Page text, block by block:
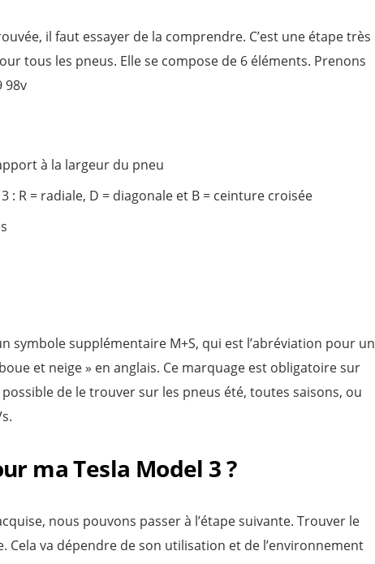
il faut essayer de la comprendre. C’est une étape très
tous les pneus. Elle se compose de 6 éléments. Prenons
98v
à la largeur du pneu
: R = radiale, D = diagonale et B = ceinture croisée
symbole supplémentaire M+S, qui est l’abréviation pour un
et neige » en anglais. Ce marquage est obligatoire sur
de le trouver sur les pneus été, toutes saisons, ou
ma Tesla Model 3 ?
nous pouvons passer à l’étape suivante. Trouver le
Cela va dépendre de son utilisation et de l’environnement